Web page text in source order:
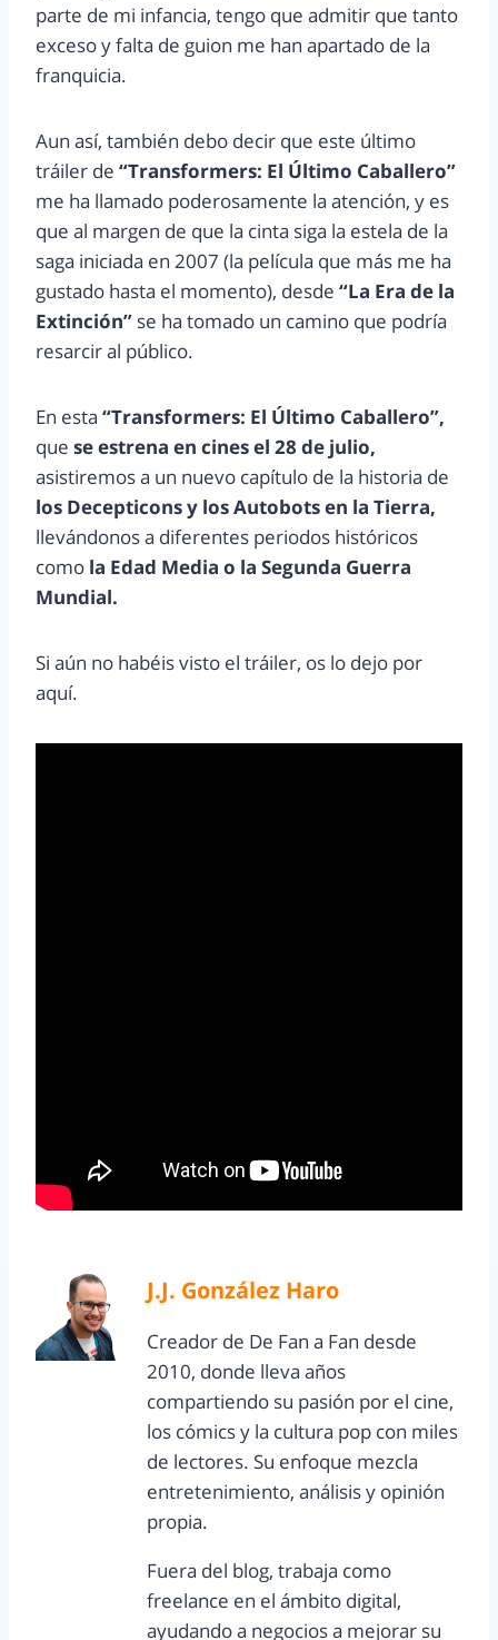
parte de mi infancia, tengo que admitir que tanto
exceso y falta de guion me han apartado de la
franquicia.
Aun así, también debo decir que este último
tráiler de “Transformers: El Último Caballero”
me ha llamado poderosamente la atención, y es
que al margen de que la cinta siga la estela de la
saga iniciada en 2007 (la película que más me ha
gustado hasta el momento), desde “La Era de la
Extinción” se ha tomado un camino que podría
resarcir al público.
En esta “Transformers: El Último Caballero”,
que se estrena en cines el 28 de julio,
asistiremos a un nuevo capítulo de la historia de
los Decepticons y los Autobots en la Tierra,
llevándonos a diferentes periodos históricos
como la Edad Media o la Segunda Guerra
Mundial.
Si aún no habéis visto el tráiler, os lo dejo por
aquí.
J.J. González Haro
Creador de De Fan a Fan desde
2010, donde lleva años
compartiendo su pasión por el cine,
los cómics y la cultura pop con miles
de lectores. Su enfoque mezcla
entretenimiento, análisis y opinión
propia.
Fuera del blog, trabaja como
freelance en el ámbito digital,
ayudando a negocios a mejorar su